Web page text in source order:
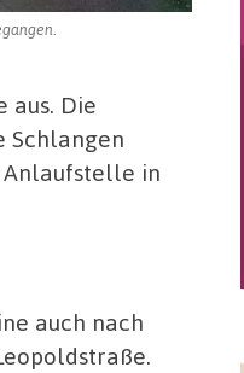
aus. Die
Schlangen
in
auch nach